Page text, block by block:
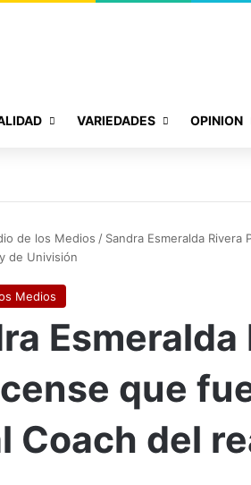
VARIEDADES OPINION
de los Medios / Sandra Esmeralda
de Univisión
Medios
que
Coach del